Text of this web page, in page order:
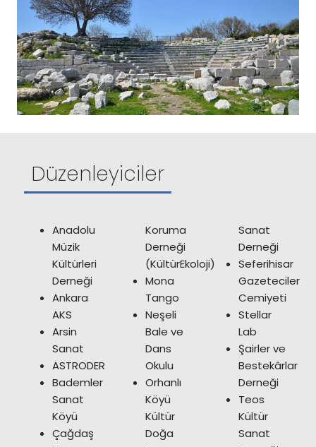
Düzenleyiciler
Anadolu
Müzik
Kültürleri
Derneği
Ankara
AKS
Arsin
Sanat
ASTRODER
Bademler
Sanat
Köyü
Çağdaş
Koruma
Derneği
(KültürEkoloji)
Mona
Tango
Neşeli
Bale ve
Dans
Okulu
Orhanlı
Köyü
Kültür
Doğa
Sanat
Derneği
Seferihisar
Gazeteciler
Cemiyeti
Stellar
Lab
Şairler ve
Bestekârlar
Derneği
Teos
Kültür
Sanat